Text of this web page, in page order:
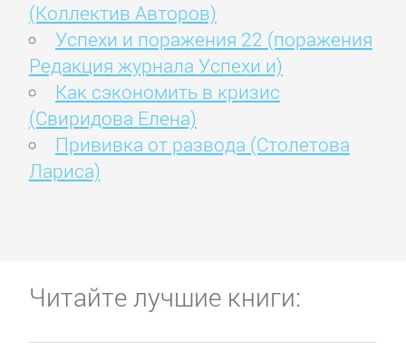
(Коллектив Авторов)
Успехи и поражения 22 (поражения
Редакция журнала Успехи и)
Как сэкономить в кризис
(Свиридова Елена)
Прививка от развода (Столетова
Лариса)
Читайте лучшие книги: